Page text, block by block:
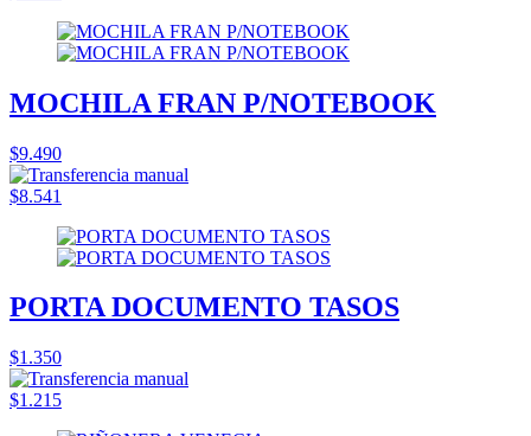
MOCHILA FRAN P/NOTEBOOK
$9.490
$8.541
PORTA DOCUMENTO TASOS
$1.350
$1.215